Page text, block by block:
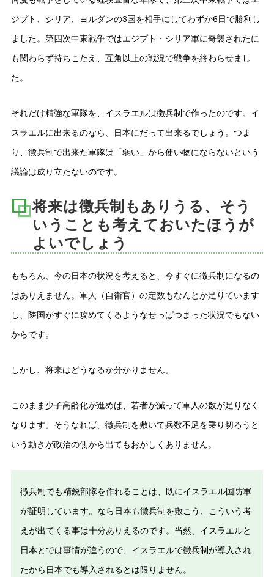
ジプト、シリア、ヨルダンの3国を相手にしてわずか6日で勝利し
ました。第四次中東戦争ではエジプト・シリア軍に奇襲されたに
も関わらず持ちこたえ、互角以上の戦況で戦争を終わらせまし
た。
それだけ精強な軍隊を、イスラエルは徴兵制で作ったのです。イ
スラエルに出来るのなら、日本にだって出来るでしょう。つま
り、徴兵制で出来た軍隊は「弱い」から使い物にならないという
議論は成り立たないのです。
将来は徴兵制もありうる、そう
いうことも考えておいたほうが
よいでしょう
もちろん、今の日本の状況を考えると、今すぐに徴兵制になるの
はありえません。軍人（自衛官）の定数もなんとか足りています
し、隣国がすぐに攻めてくるようなせっぱつまった状況でもない
からです。
しかし、将来はどうなるか分かりません。
このまま少子高齢化が進めば、若者が減って軍人の数が足りなく
なります。そうなれば、徴兵制を敷いて兵数不足を乗り切ろうと
いう動きが政治の側から出てもおかしくありません。
徴兵制でも精鋭部隊を作れることは、既にイスラエル国防軍
が証明しています。なら日本も徴兵制を敷こう、こういう考
えが出てくる事は十分ありえるのです。当然、イスラエルと
日本とでは事情が違うので、イスラエルで徴兵制が導入され
たから日本でも導入されるとは限りません。